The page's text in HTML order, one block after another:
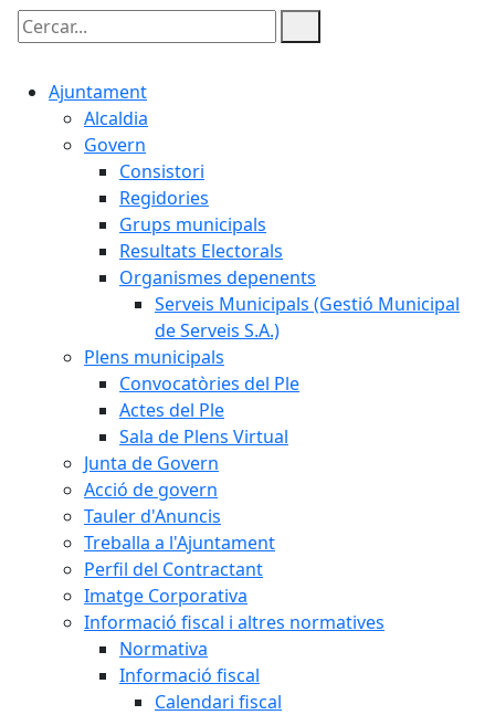
Cercar:
Ajuntament
Alcaldia
Govern
Consistori
Regidories
Grups municipals
Resultats Electorals
Organismes depenents
Serveis Municipals (Gestió Municipal
de Serveis S.A.)
Plens municipals
Convocatòries del Ple
Actes del Ple
Sala de Plens Virtual
Junta de Govern
Acció de govern
Tauler d'Anuncis
Treballa a l'Ajuntament
Perfil del Contractant
Imatge Corporativa
Informació fiscal i altres normatives
Normativa
Informació fiscal
Calendari fiscal